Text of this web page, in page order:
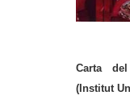
Carta
(Institut